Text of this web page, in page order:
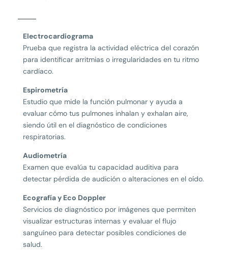
Electrocardiograma
Prueba que registra la actividad eléctrica del corazón
para identificar arritmias o irregularidades en tu ritmo
cardíaco.
Espirometría
Estudio que mide la función pulmonar y ayuda a
evaluar cómo tus pulmones inhalan y exhalan aire,
siendo útil en el diagnóstico de condiciones
respiratorias.
Audiometría
Examen que evalúa tu capacidad auditiva para
detectar pérdida de audición o alteraciones en el oído.
Ecografía y Eco Doppler
Servicios de diagnóstico por imágenes que permiten
visualizar estructuras internas y evaluar el flujo
sanguíneo para detectar posibles condiciones de
salud.